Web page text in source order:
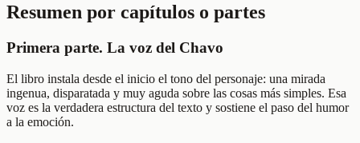
Resumen por capítulos o partes
Primera parte. La voz del Chavo
El libro instala desde el inicio el tono del personaje: una mirada
ingenua, disparatada y muy aguda sobre las cosas más simples. Esa
voz es la verdadera estructura del texto y sostiene el paso del humor
a la emoción.